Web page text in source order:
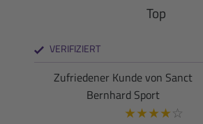
Top
VERIFIZIERT
Zufriedener Kunde von Sanct
Bernhard Sport
★★★★ ☆